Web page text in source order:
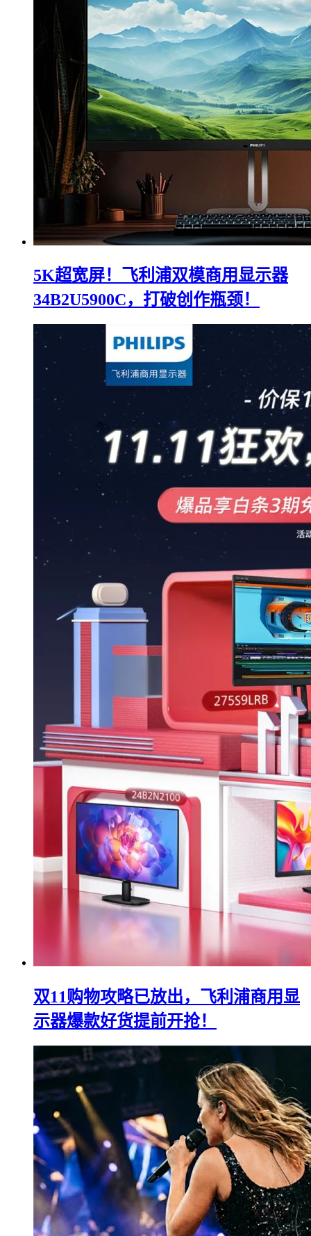
5K超宽屏！飞利浦双模商用显示器
34B2U5900C，打破创作瓶颈！
双11购物攻略已放出，飞利浦商用显
示器爆款好货提前开抢！